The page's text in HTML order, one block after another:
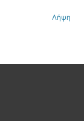
Λήψη